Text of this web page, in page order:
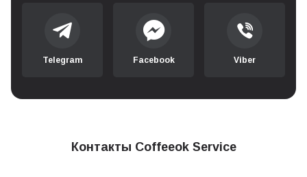
Telegram Facebook Viber
Контакты Coffeeok Service